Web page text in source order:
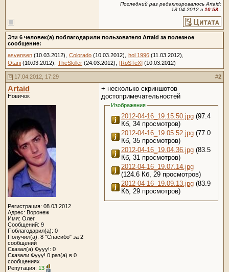
Последний раз редактировалось Artaid;
18.04.2012 в 10:58..
Эти 6 человек(а) поблагодарили пользователя Artaid за полезное
сообщение:
asvensen (10.03.2012), Colorado (10.03.2012), hol 1996 (11.03.2012),
Otani (10.03.2012), TheSkiller (24.03.2012), [RoSTeX] (10.03.2012)
17.04.2012, 17:29 #2
Artaid
Новичок
Регистрация: 08.03.2012
Адрес: Воронеж
Имя: Олег
Сообщений: 9
Поблагодарил(а): 0
Получил(а): 8 "Спасибо" за 2
сообщений
Сказал(а) Фууу!: 0
Сказали Фууу! 0 раз(а) в 0
сообщениях
Репутация: 13
+ несколько скриншотов
достопримечательностей
Изображения
2012-04-16_19.15.50.jpg (97.4
Кб, 34 просмотров)
2012-04-16_19.05.52.jpg (77.0
Кб, 35 просмотров)
2012-04-16_19.04.36.jpg (83.5
Кб, 31 просмотров)
2012-04-16_19.07.14.jpg
(124.6 Кб, 29 просмотров)
2012-04-16_19.09.13.jpg (83.9
Кб, 29 просмотров)